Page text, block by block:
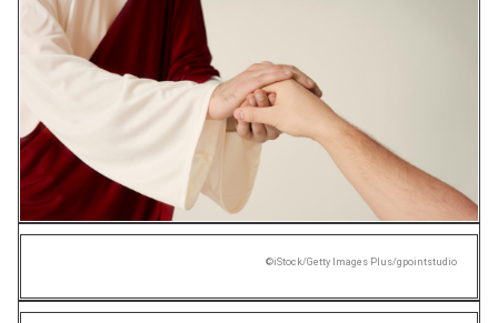
©iStock/Getty Images Plus/gpointstudio